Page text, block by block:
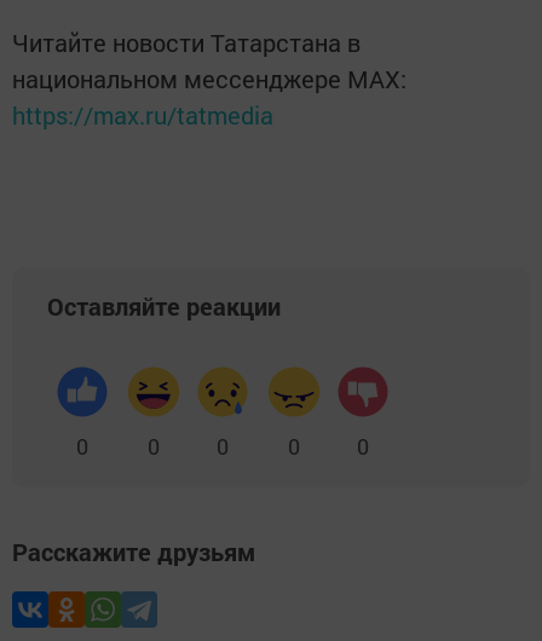
Читайте новости Татарстана в
национальном мессенджере MАХ:
https://max.ru/tatmedia
Оставляйте реакции
0 0 0 0 0
Расскажите друзьям